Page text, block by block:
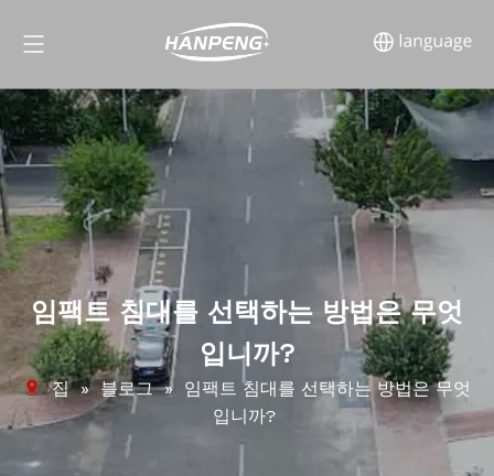
임팩트 침대를 선택하는 방법은 무엇
입니까?
집 » 블로그 » 임팩트 침대를 선택하는 방법은 무엇
입니까?